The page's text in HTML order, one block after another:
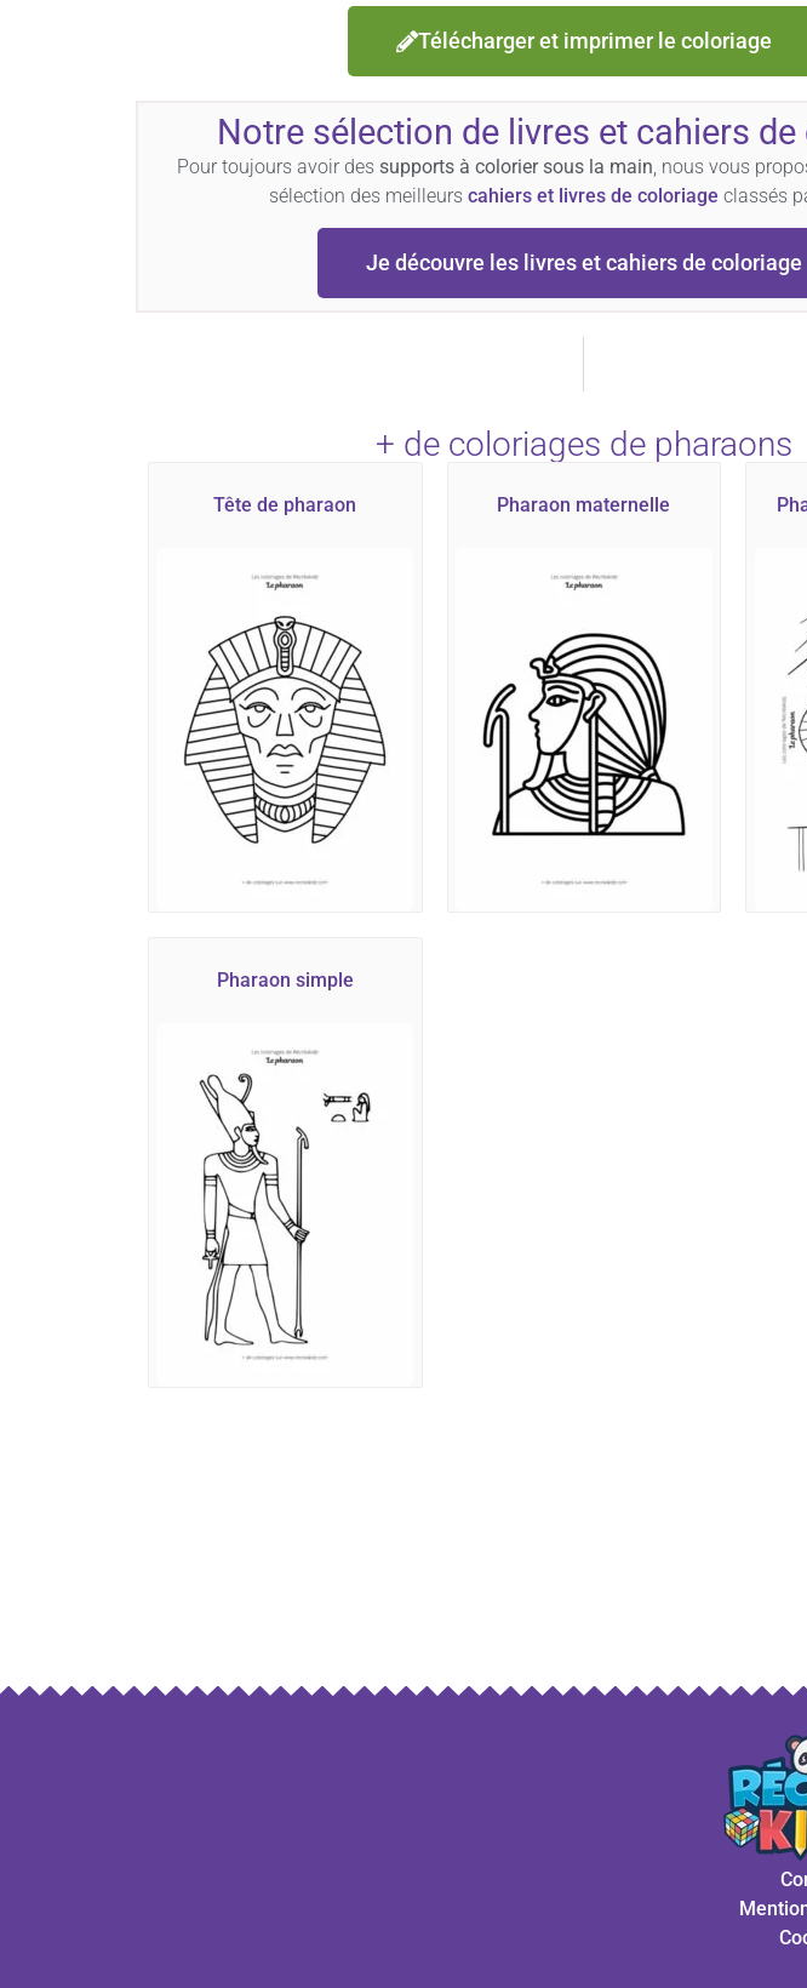
Télécharger et imprimer le coloriage
Notre sélection de livres et cahiers
Pour toujours avoir des supports à colorier sous la main , nous vous
sélection des meilleurscahiers et livres de coloriage classés
Je découvre les livres et cahiers de coloriage
+ de coloriages de pharaons
Tête de pharaon Pharaon maternelle
Pharaon simple